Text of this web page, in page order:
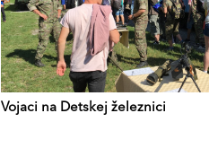
Vojaci na Detskej železnici